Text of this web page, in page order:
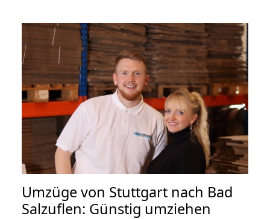
Umzüge von Stuttgart nach Bad
Salzuflen: Günstig umziehen